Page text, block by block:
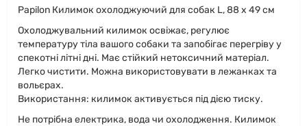
Papilon Килимок охолоджуючий для собак L, 88 x 49 см
Охолоджувальний килимок освіжає, регулює
температуру тіла вашого собаки та запобігає перегріву у
спекотні літні дні. Має стійкий нетоксичний матеріал.
Легко чистити. Можна використовувати в лежанках та
вольєрах.
Використання: килимок активується під дією тиску.
Не потрібна електрика, вода чи охолодження. Килимок